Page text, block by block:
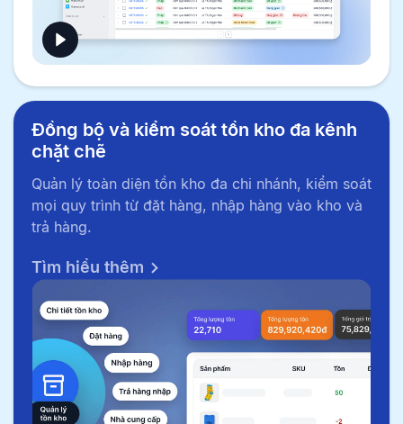
Đồng bộ và kiểm soát tồn kho đa kênh
chặt chẽ
Quản lý toàn diện tồn kho đa chi nhánh, kiểm soát
mọi quy trình từ đặt hàng, nhập hàng vào kho và
trả hàng.
Tìm hiểu thêm